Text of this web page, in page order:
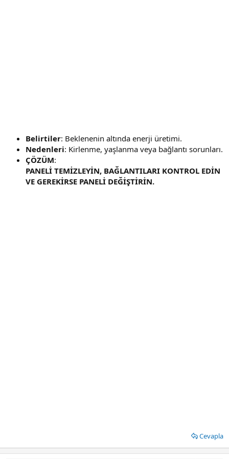
Belirtiler: Beklenenin altında enerji üretimi.
Nedenleri: Kirlenme, yaşlanma veya bağlantı sorunları.
ÇÖZÜM:
PANELİ TEMİZLEYİN, BAĞLANTILARI KONTROL EDİN
VE GEREKİRSE PANELİ DEĞİŞTİRİN.
Cevapla